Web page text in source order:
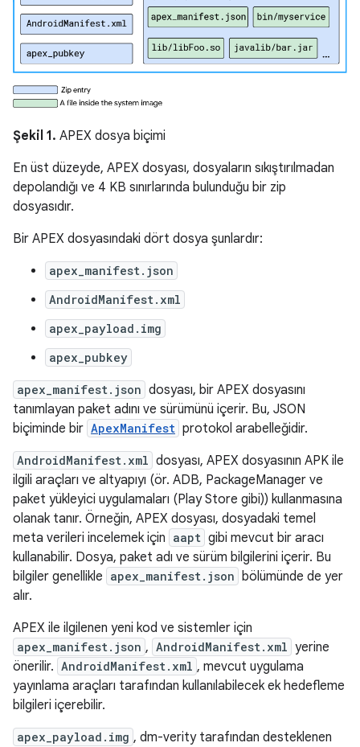
Şekil 1. APEX dosya biçimi
En üst düzeyde, APEX dosyası, dosyaların sıkıştırılmadan
depolandığı ve 4 KB sınırlarında bulunduğu bir zip
dosyasıdır.
Bir APEX dosyasındaki dört dosya şunlardır:
apex_manifest.json
AndroidManifest.xml
apex_payload.img
apex_pubkey
apex_manifest.json dosyası, bir APEX dosyasını
tanımlayan paket adını ve sürümünü içerir. Bu, JSON
biçiminde bir ApexManifest protokol arabelleğidir.
AndroidManifest.xml dosyası, APEX dosyasının APK ile
ilgili araçları ve altyapıyı (ör. ADB, PackageManager ve
paket yükleyici uygulamaları (Play Store gibi)) kullanmasına
olanak tanır. Örneğin, APEX dosyası, dosyadaki temel
meta verileri incelemek için aapt gibi mevcut bir aracı
kullanabilir. Dosya, paket adı ve sürüm bilgilerini içerir. Bu
bilgiler genellikle apex_manifest.json
bölümünde de yer
alır.
APEX ile ilgilenen yeni kod ve sistemler için
apex_manifest.json , AndroidManifest.xml yerine
önerilir. AndroidManifest.xml , mevcut uygulama
yayınlama araçları tarafından kullanılabilecek ek hedefleme
bilgileri içerebilir.
apex_payload.img , dm-verity tarafından desteklenen